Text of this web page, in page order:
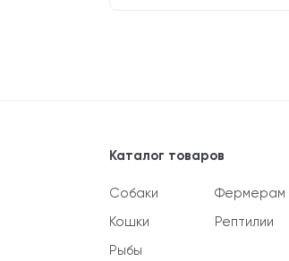
Каталог товаров
Собаки
Кошки
Рыбы
Фермерам
Рептилии